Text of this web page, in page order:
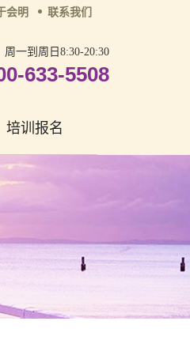
会明 联系我们
周一到周日8:30-20:30
633-5508
培训报名